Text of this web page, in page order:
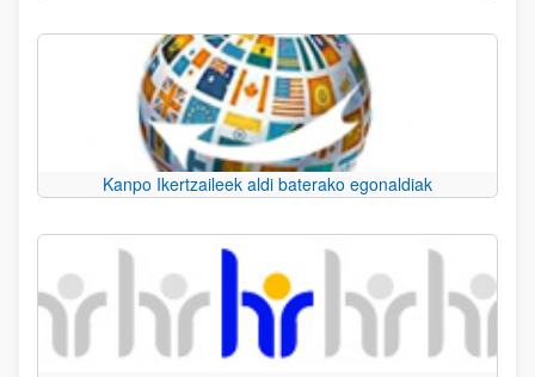
Kanpo Ikertzaileek aldi baterako egonaldiak